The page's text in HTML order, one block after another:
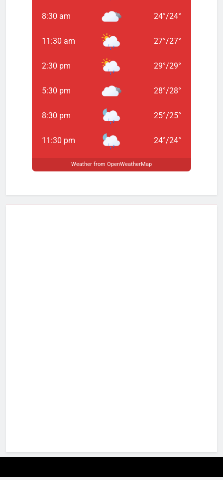
8:30 am 24°/24°
11:30 am 27°/27°
2:30 pm 29°/29°
5:30 pm 28°/28°
8:30 pm 25°/25°
11:30 pm 24°/24°
Weather from OpenWeatherMap